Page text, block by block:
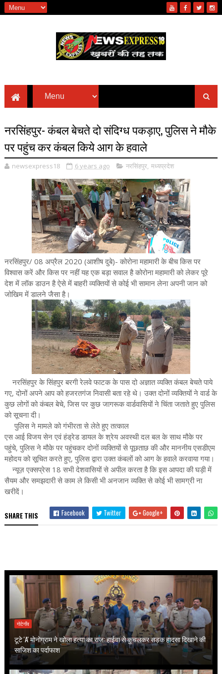
नरसिंहपुर- कंबल बेचते दो संदिग्ध पकड़ाए, पुलिस ने मौके
पर पहुंच कर कंबल किये आग के हवाले
newsexpress18 6 years ago नरसिंहपुर, मध्यप्रदेश
नरसिंहपुर/ 08 अप्रैल 2020 (आशीष दुबे)- कोरोना महामारी के बीच किस पर
विश्वास करें और किस पर नहीं यह एक बड़ा सवाल है कोरोना महामारी को लेकर पूरे
देश में लॉक डाउन है ऐसे में बाहरी व्यक्तियों से कोई भी सामान लेना अपनी जान को
जोखिम में डालने जैसा है।
नरसिंहपुर के सिंहपुर बरगी रेलवे फाटक के पास दो अज्ञात व्यक्ति कंबल बेचते पाये
गए, दोनों अपने आप को हजरतगंज निवासी बता रहे थे। उक्त दोनों व्यक्तियों ने वार्ड के
कुछ लोगों को कंबल बेचे, जिस पर कुछ जागरूक वार्डवासियों ने चिंता जताते हुए पुलिस
को सूचना दी।
पुलिस ने मामले को गंभीरता से लेते हुए तत्काल
एस आई विजय सेन एवं हंड्रेड डायल के श्रेय अवस्थी दल बल के साथ मौके पर
पहुंचे, पुलिस ने मौके पर पहुंचकर दोनों व्यक्तियों से पूछताछ की और माननीय एसडीएम
महोदय को सूचित करते हुए, पुलिस द्वारा उक्त कंबलों को आग के हवाले करवाया गया।
न्यूज़ एक्सप्रेस 18 सभी देशवासियों से अपील करता है कि इस आपदा की घड़ी में
सैयम और समझदारी से काम ले किसी भी अनजान व्यक्ति से कोई भी सामग्री ना
खरीदें।
SHARE THIS Facebook Twitter Google+
गोटेगाँव
टूटे 'A' मोनोग्राम ने खोला हत्या का राज: हाईवा से कुचलकर सड़क हादसा दिखाने की
साजिश का पर्दाफाश